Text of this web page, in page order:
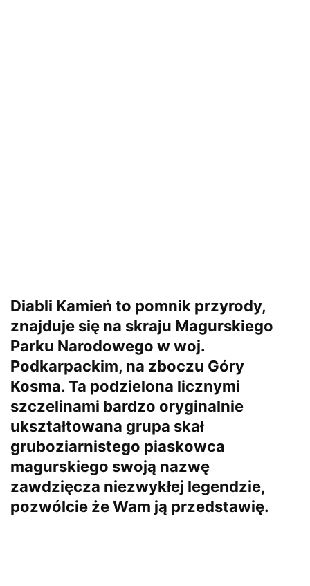
Diabli Kamień to pomnik przyrody,
znajduje się na skraju Magurskiego
Parku Narodowego w woj.
Podkarpackim, na zboczu Góry
Kosma. Ta podzielona licznymi
szczelinami bardzo oryginalnie
ukształtowana grupa skał
gruboziarnistego piaskowca
magurskiego swoją nazwę
zawdzięcza niezwykłej legendzie,
pozwólcie że Wam ją przedstawię.